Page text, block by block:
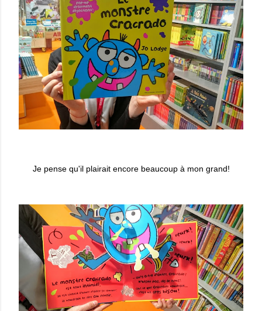
Je pense qu'il plairait encore beaucoup à mon grand!